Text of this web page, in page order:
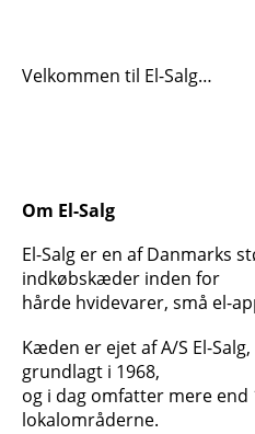
Velkommen til El-Salg…
Om El-Salg
El-Salg er en af Danmarks
indkøbskæder inden for
hårde hvidevarer, små el-
Kæden er ejet af A/S El-
grundlagt i 1968,
og i dag omfatter mere end
lokalområderne.